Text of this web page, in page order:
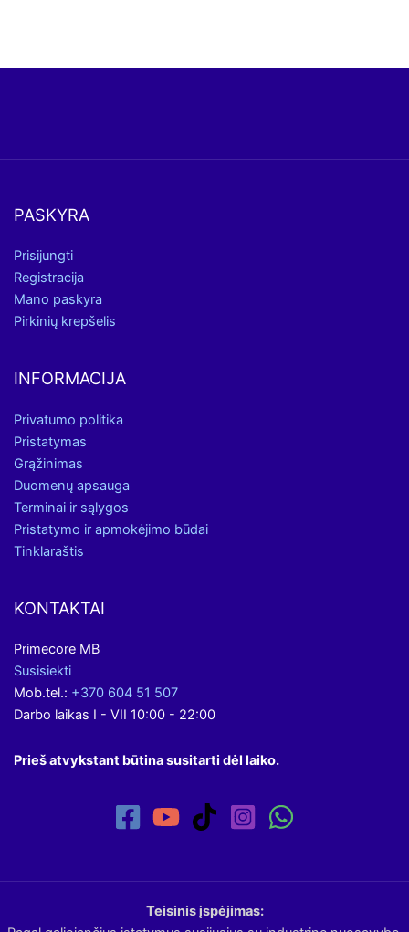
PASKYRA
Prisijungti
Registracija
Mano paskyra
Pirkinių krepšelis
INFORMACIJA
Privatumo politika
Pristatymas
Grąžinimas
Duomenų apsauga
Terminai ir sąlygos
Pristatymo ir apmokėjimo būdai
Tinklaraštis
KONTAKTAI
Primecore MB
Susisiekti
Mob.tel.: +370 604 51 507
Darbo laikas I - VII 10:00 - 22:00
Prieš atvykstant būtina susitarti dėl laiko.
Teisinis įspėjimas: